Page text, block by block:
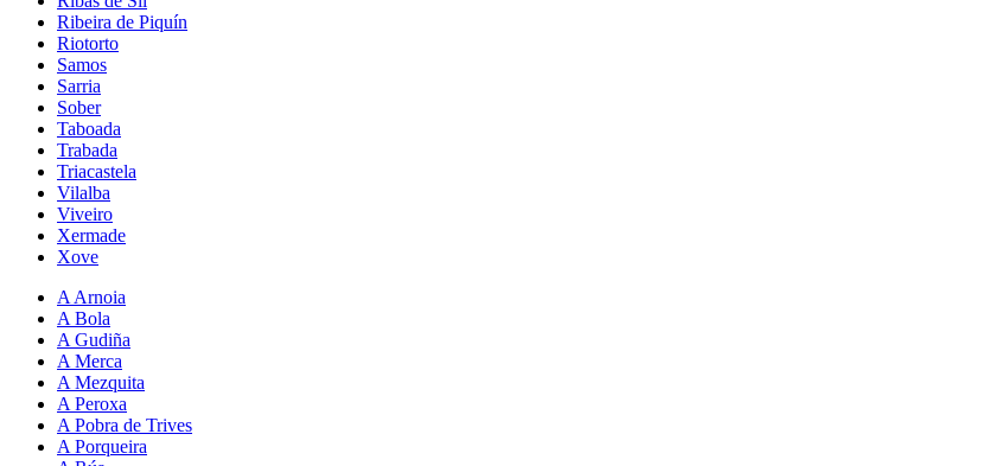
Ribeira de Piquín
Riotorto
Samos
Sarria
Sober
Taboada
Trabada
Triacastela
Vilalba
Viveiro
Xermade
Xove
A Arnoia
A Bola
A Gudiña
A Merca
A Mezquita
A Peroxa
A Pobra de Trives
A Porqueira